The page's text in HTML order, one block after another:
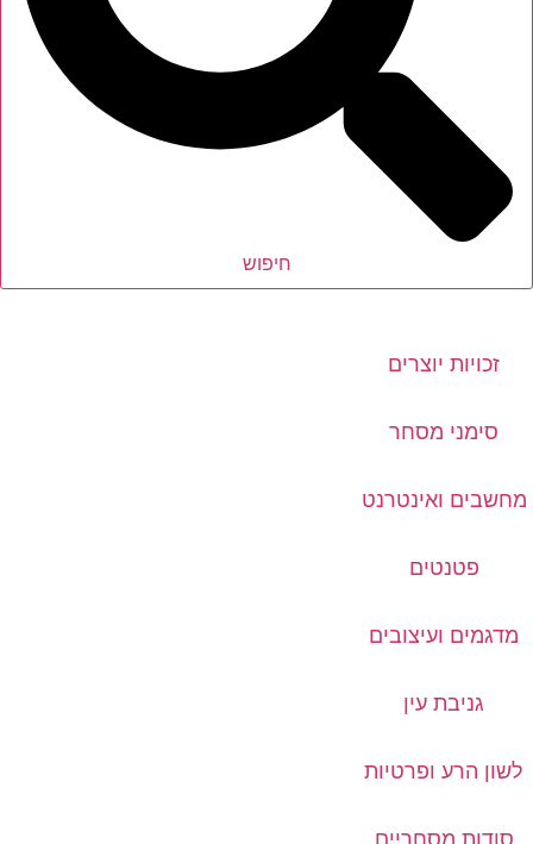
חיפוש
זכויות יוצרים
סימני מסחר
מחשבים ואינטרנט
פטנטים
מדגמים ועיצובים
גניבת עין
לשון הרע ופרטיות